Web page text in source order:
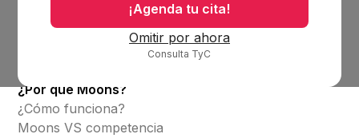
¡Agenda tu cita!
Omitir por ahora
Consulta TyC
¿Por qué Moons?
¿Cómo funciona?
Moons VS competencia